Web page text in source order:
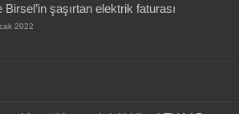
Birsel’in şaşırtan elektrik faturası
2022